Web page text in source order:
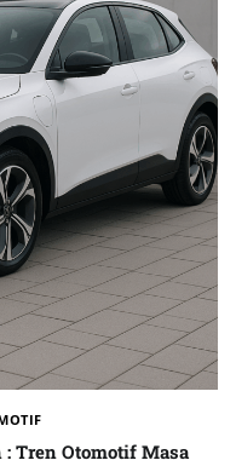
Tren Otomotif Masa